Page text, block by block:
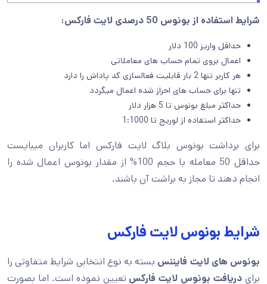
شرایط استفاده از بونوس 50 درصدی لایت فارکس :
حداقل واریز 100 دلار
اعمال بروی تمام حساب های معاملاتی
هر کاربر تنها 2 بار قابلیت فعالسازی کد پاداش را دارد
تنها برای حساب های احراز شده اعمال میگردد
حداکثر مبلغ بونوس تا 5 هزار دلار
حداکثر استفاده از لوریج تا 1:1000
برای برداشت بونوس بلاگ لایت فارکس اما کاربران میبایست
حداقل 50 معامله با حجم 100% از مقدار بونوس اعمال شده را
انجام دهند تا مجاز به براشت آن باشند.
شرایط بونوس لایت فارکس
بونوس های لایت فایننس بسته به نوع انتخابی شرایط متفاوتی را
برای دریافت بونوس لایت فارکس تعیین نموده است. اما بصورت